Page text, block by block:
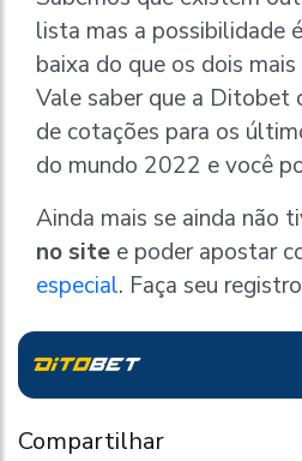
lista mas a possibilidade
baixa do que os dois
Vale saber que a Ditobet
de cotações para os
do mundo 2022 e você
Ainda mais se ainda não
no site e poder apostar
especial. Faça seu
Compartilhar